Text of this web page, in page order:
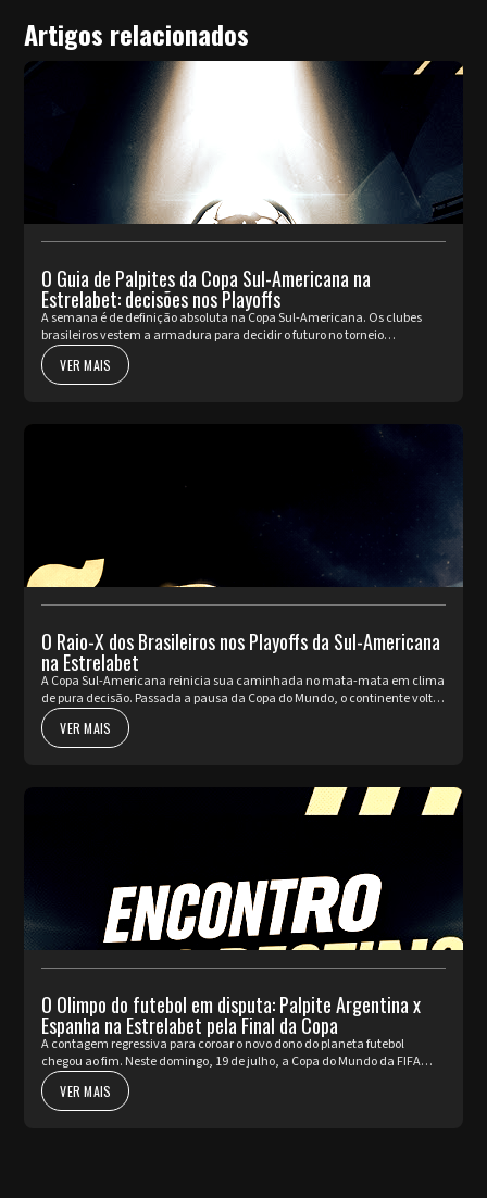
Artigos relacionados
O Guia de Palpites da Copa Sul-Americana na
Estrelabet: decisões nos Playoffs
A semana é de definição absoluta na Copa Sul-Americana. Os clubes
brasileiros vestem a armadura para decidir o futuro no torneio
internacional diante da sua torcida, valendo a cobiçada vaga nas oi...
VER MAIS
O Raio-X dos Brasileiros nos Playoffs da Sul-Americana
na Estrelabet
A Copa Sul-Americana reinicia sua caminhada no mata-mata em clima
de pura decisão. Passada a pausa da Copa do Mundo, o continente volta
a pulsar com as partidas de ida da fase de Playoffs. Quatro rep...
VER MAIS
O Olimpo do futebol em disputa: Palpite Argentina x
Espanha na Estrelabet pela Final da Copa
A contagem regressiva para coroar o novo dono do planeta futebol
chegou ao fim. Neste domingo, 19 de julho, a Copa do Mundo da FIFA
2026™ apresenta o seu ato mais nobre e aguardado. Argentina e Espa...
VER MAIS